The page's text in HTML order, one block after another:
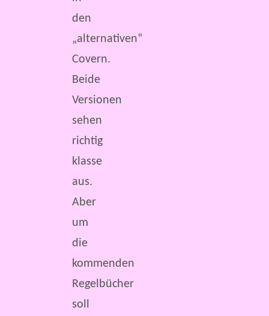
den
„alternativen“
Covern.
Beide
Versionen
sehen
richtig
klasse
aus.
Aber
um
die
kommenden
Regelbücher
soll